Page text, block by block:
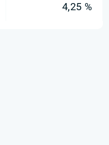
4,25 %